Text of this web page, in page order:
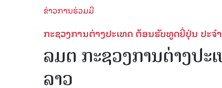
ຂ່າວການຮ່ວມມື
ກະຊວງການຕ່າງປະເທດ ຕ້ອນຮັບທູດຍີ່ປຸ່ນ ປະຈໍ
ລມຕ ກະຊວງການຕ່າງປ
ລາວ